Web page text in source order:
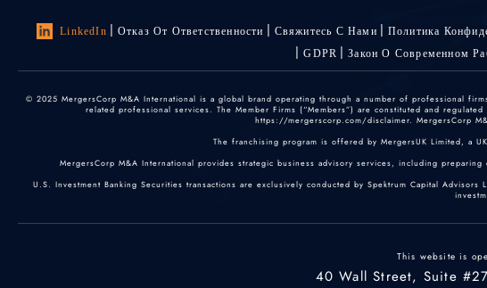
LinkedIn Отказ От Ответственности Свяжитесь С Нами Политика
GDPR
Закон О Современном
© 2025 MergersCorp M&A International is a global brand operating through a number of professional
related professional services. The Member Firms (“Members”) are constituted and
https://mergerscorp.com/disclaimer. MergersCorp
The franchising program is offered by MergersUK Limited, a
MergersCorp M&A International provides strategic business advisory services, including
U.S. Investment Banking Securities transactions are exclusively conducted by Spektrum Capital
This website is
40 Wall Street, Suite